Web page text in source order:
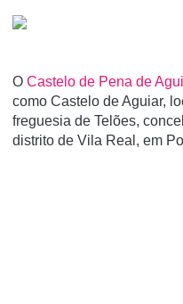
O Castelo de Pena de
como Castelo de Aguiar,
freguesia de Telões,
distrito de Vila Real, em